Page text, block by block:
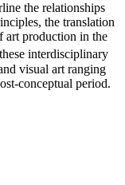
the relationships
the translation
art production in the
interdisciplinary
visual art ranging
conceptual period.